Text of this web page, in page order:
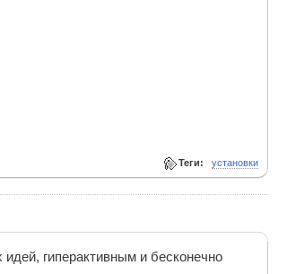
Теги: установки
гиперактивным и бесконечно